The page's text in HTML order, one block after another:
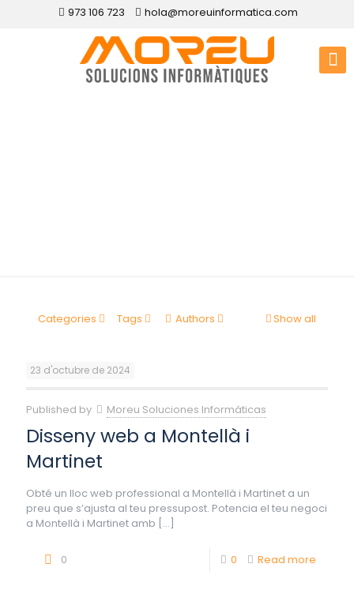
973 106 723 hola@moreuinformatica.com
Categories Tags Authors Show all
23 d'octubre de 2024
Published by Moreu Soluciones Informáticas
Disseny web a Montellà i
Martinet
Obté un lloc web professional a Montellà i Martinet a un
preu que s’ajusta al teu pressupost. Potencia el teu negoci
a Montellà i Martinet amb […]
0 0 Read more